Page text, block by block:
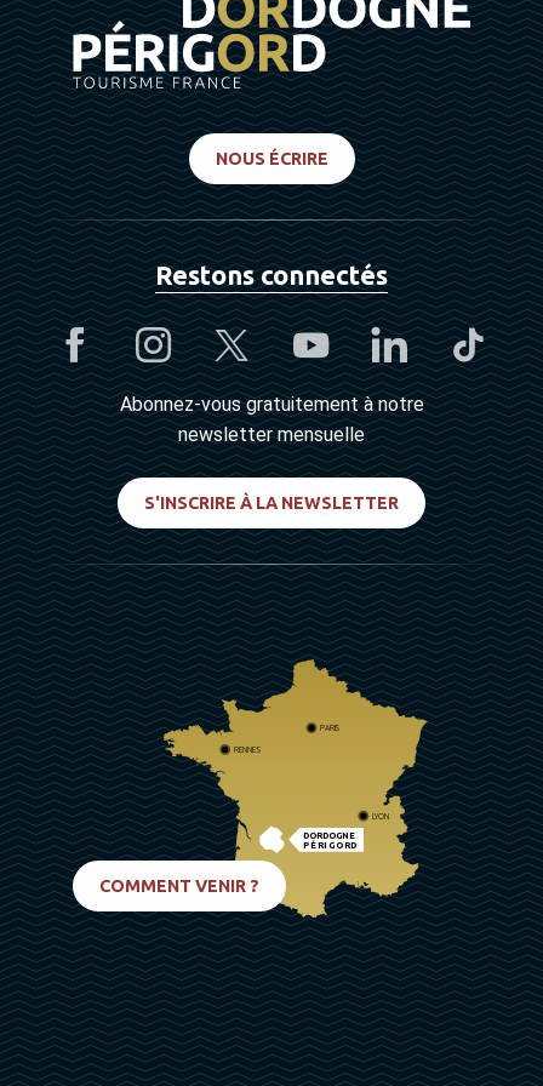
NOUS ÉCRIRE
Restons connectés
Abonnez-vous gratuitement à notre
newsletter mensuelle
S'INSCRIRE À LA NEWSLETTER
DORDOGNE
PÉRIGORD
PARIS
RENNES
LYON
COMMENT VENIR ?